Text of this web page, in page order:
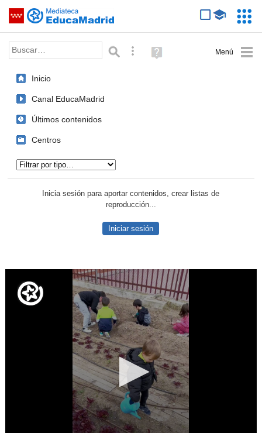
Saltar navegación
Palabra o frase: Búsqueda avanzada
Ayuda
(en
Inicio
Canal EducaMadrid
Últimos contenidos
Centros
Inicia sesión para aportar contenidos, crear listas de
reproducción...
Iniciar sesión